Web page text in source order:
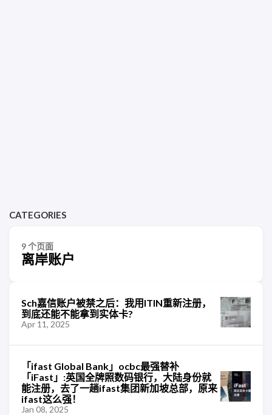
CATEGORIES
9 个页面
离岸账户
Sch嘉信账户被禁之后：我用ITIN重新注册，
到底还能不能拿到实体卡?
Apr 11, 2025
「ifast Global Bank」ocbc最强替补
「iFast」:英国全牌照数码银行，大陆身份就
能注册，去了一趟ifast集团新加坡总部，原来
ifast这么强！
Jan 08, 2025